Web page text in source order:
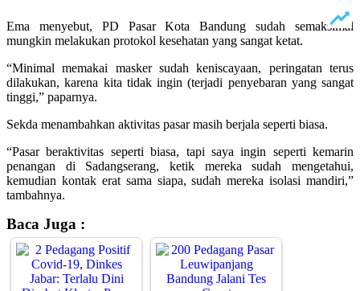
Ema menyebut, PD Pasar Kota Bandung sudah semaksimal
mungkin melakukan protokol kesehatan yang sangat ketat.
“Minimal memakai masker sudah keniscayaan, peringatan terus
dilakukan, karena kita tidak ingin (terjadi penyebaran yang sangat
tinggi,” paparnya.
Sekda menambahkan aktivitas pasar masih berjala seperti biasa.
“Pasar beraktivitas seperti biasa, tapi saya ingin seperti kemarin
penangan di Sadangserang, ketik mereka sudah mengetahui,
kemudian kontak erat sama siapa, sudah mereka isolasi mandiri,”
tambahnya.
Baca Juga :